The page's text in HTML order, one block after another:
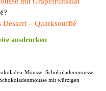
– Quarksoufflé
ausdrucken
Mousse, Schokoladenmousse,
mit würzigen